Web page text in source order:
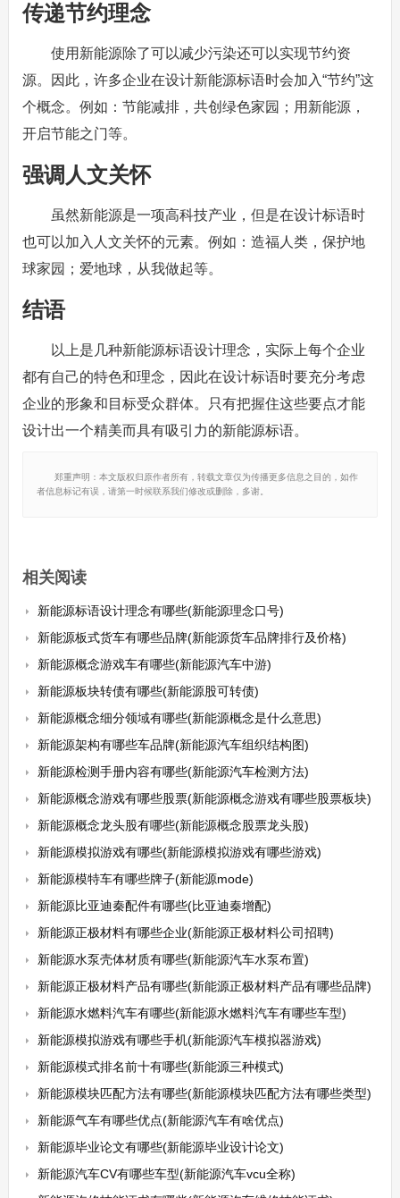
传递节约理念
使用新能源除了可以减少污染还可以实现节约资
源。因此，许多企业在设计新能源标语时会加入“节约”这
个概念。例如：节能减排，共创绿色家园；用新能源，
开启节能之门等。
强调人文关怀
虽然新能源是一项高科技产业，但是在设计标语时
也可以加入人文关怀的元素。例如：造福人类，保护地
球家园；爱地球，从我做起等。
结语
以上是几种新能源标语设计理念，实际上每个企业
都有自己的特色和理念，因此在设计标语时要充分考虑
企业的形象和目标受众群体。只有把握住这些要点才能
设计出一个精美而具有吸引力的新能源标语。
郑重声明：本文版权归原作者所有，转载文章仅为传播更多信息之目的，如作
者信息标记有误，请第一时候联系我们修改或删除，多谢。
相关阅读
新能源标语设计理念有哪些(新能源理念口号)
新能源板式货车有哪些品牌(新能源货车品牌排行及价格)
新能源概念游戏车有哪些(新能源汽车中游)
新能源板块转债有哪些(新能源股可转债)
新能源概念细分领域有哪些(新能源概念是什么意思)
新能源架构有哪些车品牌(新能源汽车组织结构图)
新能源检测手册内容有哪些(新能源汽车检测方法)
新能源概念游戏有哪些股票(新能源概念游戏有哪些股票板块)
新能源概念龙头股有哪些(新能源概念股票龙头股)
新能源模拟游戏有哪些(新能源模拟游戏有哪些游戏)
新能源模特车有哪些牌子(新能源mode)
新能源比亚迪秦配件有哪些(比亚迪秦增配)
新能源正极材料有哪些企业(新能源正极材料公司招聘)
新能源水泵壳体材质有哪些(新能源汽车水泵布置)
新能源正极材料产品有哪些(新能源正极材料产品有哪些品牌)
新能源水燃料汽车有哪些(新能源水燃料汽车有哪些车型)
新能源模拟游戏有哪些手机(新能源汽车模拟器游戏)
新能源模式排名前十有哪些(新能源三种模式)
新能源模块匹配方法有哪些(新能源模块匹配方法有哪些类型)
新能源气车有哪些优点(新能源汽车有啥优点)
新能源毕业论文有哪些(新能源毕业设计论文)
新能源汽车CV有哪些车型(新能源汽车vcu全称)